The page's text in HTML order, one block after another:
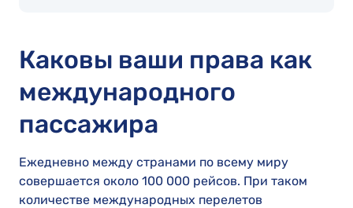
Каковы ваши права как
международного
пассажира
Ежедневно между странами по всему миру
совершается около 100 000 рейсов. При таком
количестве международных перелетов